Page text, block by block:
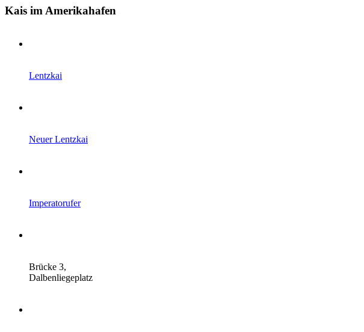
Kais im Amerikahafen
Lentzkai
Neuer Lentzkai
Imperatorufer
Brücke 3,
Dalbenliegeplatz